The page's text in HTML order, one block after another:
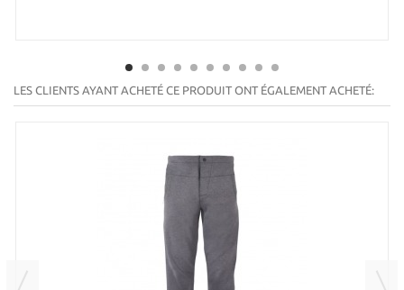
LES CLIENTS AYANT ACHETÉ CE PRODUIT ONT ÉGALEMENT ACHETÉ: